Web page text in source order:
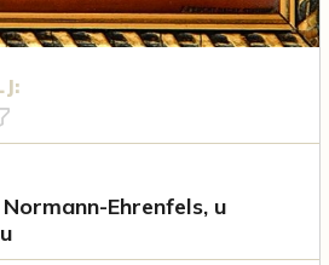
Ehrenfels, u